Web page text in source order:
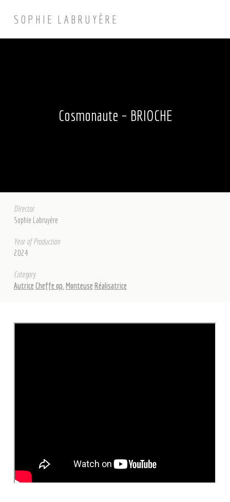
SOPHIE LABRUYÈRE
Cosmonaute – BRIOCHE
Director
Sophie Labruyère
Year of Production
2024
Category
Autrice Cheffe op. Monteuse Réalisatrice